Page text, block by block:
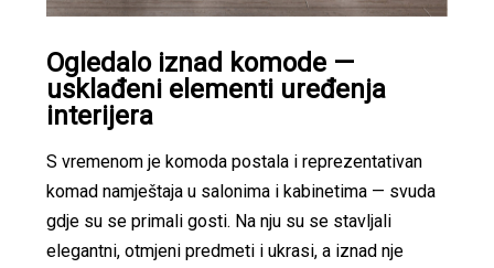
Ogledalo iznad komode —
usklađeni elementi uređenja
interijera
S vremenom je komoda postala i reprezentativan
komad namještaja u salonima i kabinetima — svuda
gdje su se primali gosti. Na nju su se stavljali
elegantni, otmjeni predmeti i ukrasi, a iznad nje